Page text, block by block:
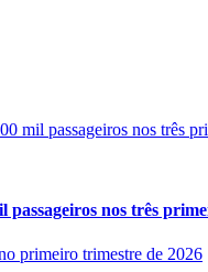
nos três
primeiro trimestre de 2026